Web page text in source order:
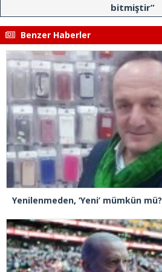
bitmiştir”
Benzer Haberler
Yenilenmeden, ‘Yeni’ mümkün mü?